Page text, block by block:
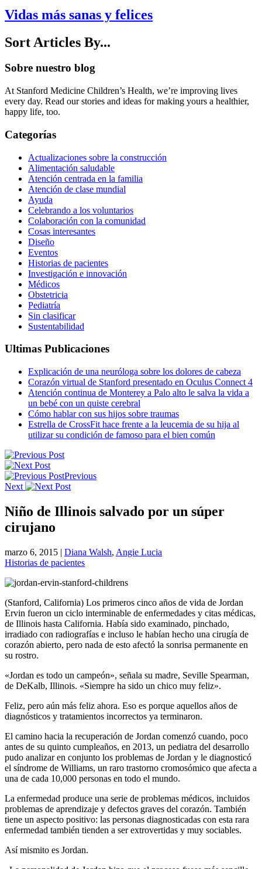
Vidas más sanas y felices
Sort Articles By...
Sobre nuestro blog
At Stanford Medicine Children’s Health, we’re improving lives
every day. Read our stories and ideas for making yours a healthier,
happy life, too.
Categorías
Actualizaciones sobre la construcción
Alimentación saludable
Atención centrada en la familia
Atención de clase mundial
Ayuda
Celebrando a los voluntarios
Colaboración con la comunidad
Cosas interesantes
Diseño
Eventos
Historias de pacientes
Investigación e innovación
Médicos
Obstetricia
Pediatría
Sin clasificar
Sustentabilidad
Ultimas Publicaciones
Explicación de una neuróloga sobre los dolores de cabeza
Corazón virtual de Stanford presentado en Oculus Connect 4
Atención continua de Monterey a Palo alto le salva la vida a
un bebé con un quiste cerebral
Cómo hablar con sus hijos sobre traumas
Estrella de CrossFit hace frente a la leucemia de su hija al
utilizar su condición de famoso para el bien común
Previous
Next
Niño de Illinois salvado por un súper
cirujano
marzo 6, 2015 | Diana Walsh, Angie Lucia
Historias de pacientes
(Stanford, California) Los primeros cinco años de vida de Jordan
Ervin fueron un ciclo interminable de enfermedades y citas médicas,
de Illinois hasta California. Había sido examinado, pinchado,
irradiado con radiografías e incluso le habían hecho una cirugía de
corazón abierto, pero nada de esto afectó la sonrisa permanente en
su rostro.
«Jordan es todo un campeón», señala su madre, Seville Spearman,
de DeKalb, Illinois. «Siempre ha sido un chico muy feliz».
Feliz, pero aún más feliz ahora. Eso es porque aquellos años de
diagnósticos y tratamientos incorrectos ya terminaron.
El camino hacia la recuperación de Jordan comenzó cuando, poco
antes de su quinto cumpleaños, en 2013, un pediatra del desarrollo
pudo analizar en conjunto los problemas de Jordan y le diagnosticó
el síndrome de Williams, un raro trastorno cromosómico que afecta a
una de cada 10,000 personas en todo el mundo.
La enfermedad produce una serie de problemas médicos, incluidos
problemas de aprendizaje y defectos graves del corazón. También
tiene un aspecto positivo: las personas diagnosticadas con esta rara
enfermedad también tienden a ser extrovertidas y muy sociables.
Así mismito es Jordan.